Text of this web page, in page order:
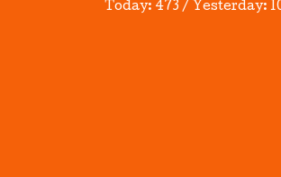
Today: 473 / Yesterday: